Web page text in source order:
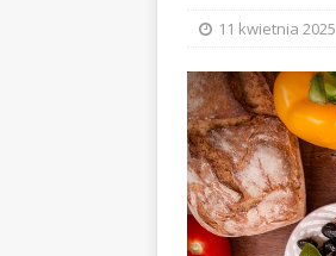
11 kwietnia 2025